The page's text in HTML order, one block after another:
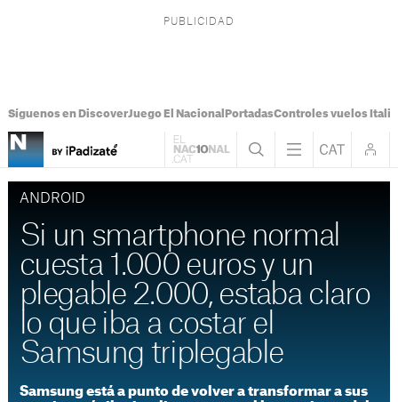
Síguenos en DiscoverJuego El Nacional PortadasControles vuelos Italia
ANDROID
Si un smartphone normal
cuesta 1.000 euros y un
plegable 2.000, estaba claro
lo que iba a costar el
Samsung triplegable
Samsung está a punto de volver a transformar a sus